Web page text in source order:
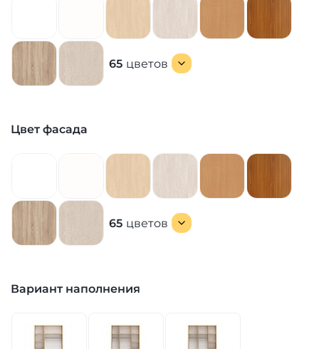
65 цветов
Цвет фасада
65 цветов
Вариант наполнения